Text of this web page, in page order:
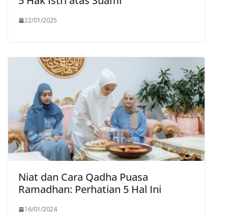
22/01/2025
Niat dan Cara Qadha Puasa
Ramadhan: Perhatian 5 Hal Ini
16/01/2024